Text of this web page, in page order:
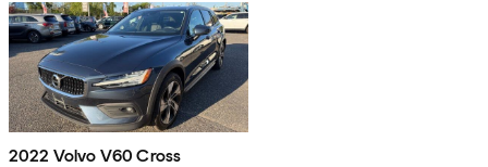
2022 Volvo V60 Cross